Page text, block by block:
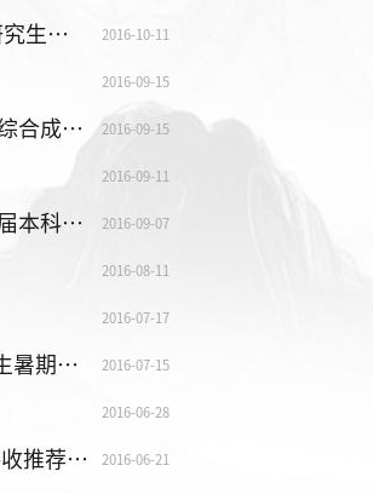
2016-10-11
2015-2016学年度水利水电学院、水力学与山区河流开发保护国家重点实验室研究生国家奖学金评选通知
2016-09-15
2016-09-15
2017届水利水电学院、水力学与山区河流开发保护国家重点实验室 推免研究生综合成绩排名
2016-09-11
2016-09-07
关于水利水电学院、水力学与山区河流开发保护国家重点实验室 2017届优秀应届本科毕业生免试攻读研究生工作实施细则
2016-08-11
2016-07-17
2016-07-15
水利水电学院、水力学与山区河流开发保护国家重点实验室“2016年优秀大学生暑期夏令营”顺利举办
2016-06-28
2016-06-21
四川大学水利水电学院、 水力学与山区河流开发保护国家重点实验室 2017年接收推荐免试攻读硕士学位研究生办法